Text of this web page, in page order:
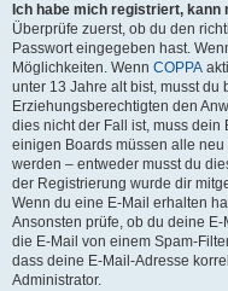
Ich habe mich registriert, kann
Überprüfe zuerst, ob du den
Passwort eingegeben hast.
Möglichkeiten. Wenn COPPA
unter 13 Jahre alt bist, musst
Erziehungsberechtigten den
dies nicht der Fall ist, muss
einigen Boards müssen alle
werden – entweder musst du
der Registrierung wurde dir
Wenn du eine E-Mail erhalten
Ansonsten prüfe, ob du deine
die E-Mail von einem Spam-
dass deine E-Mail-Adresse
Administrator.